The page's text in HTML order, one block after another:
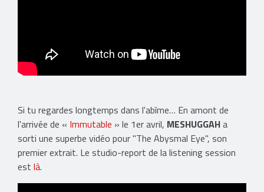
Si tu regardes longtemps dans l'abîme… En amont de
l'arrivée de « Immutable » le 1er avril, MESHUGGAHa
sorti une superbe vidéo pour "The Abysmal Eye", son
premier extrait. Le studio-report de la listening session
est là.